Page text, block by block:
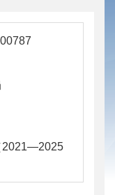
2021—2025